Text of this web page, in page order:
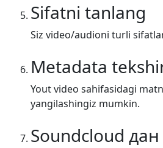
Sifatni tanlang
Siz video/audioni turli
Metadata
Yout video sahifasidagi
yangilashingiz mumkin.
Soundcloud дан